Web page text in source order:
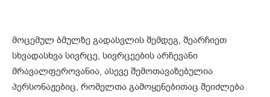
მოცემულ ბმულზე გადასვლის შემდეგ, შეარჩიეთ
სხვადასხვა სივრცე, სივრცეების არჩევანი
მრავალფეროვანია, ასევე შემოთავაზებულია
პერსონაჟებიც, რომელთა გამოყენებითაც შეიძლება